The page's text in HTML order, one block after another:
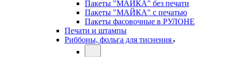
Пакеты "МАЙКА" без печати
Пакеты "МАЙКА" с печатью
Пакеты фасовочные в РУЛОНЕ
Печати и штампы
Риббоны, фольга для тиснения